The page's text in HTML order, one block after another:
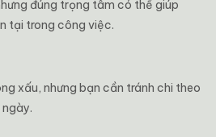
đúng trọng tâm có thể giúp
tại trong công việc.
xấu, nhưng bạn cần tránh chi theo